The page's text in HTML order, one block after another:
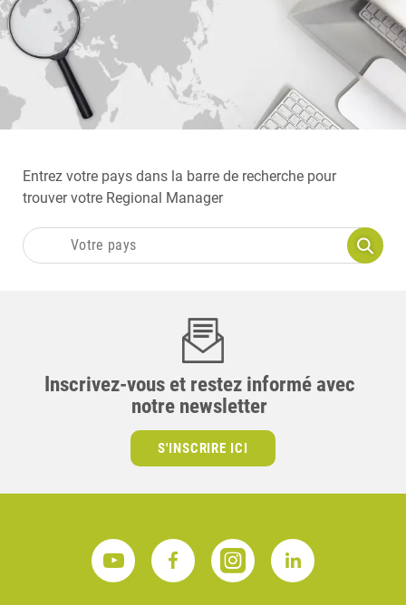
Entrez votre pays dans la barre de recherche pour
trouver votre Regional Manager
Inscrivez-vous et restez informé avec
notre newsletter
S'INSCRIRE ICI